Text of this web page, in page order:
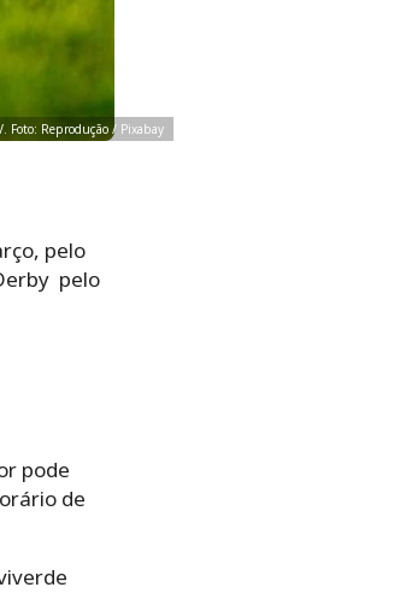
Foto: Reprodução / Pixabay
pelo
pelo
pode
de